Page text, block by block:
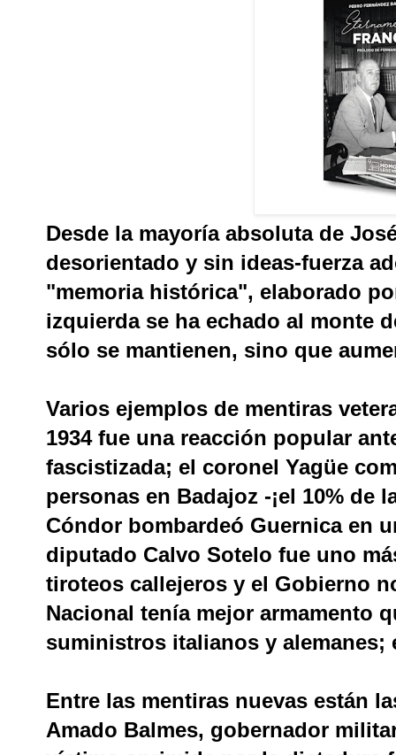
Desde la mayoría absoluta de
desorientado y sin ideas-fuerza
"memoria histórica", elaborado
izquierda se ha echado al monte
sólo se mantienen, sino que
Varios ejemplos de mentiras
1934 fue una reacción popular
fascistizada; el coronel Yagüe
personas en Badajoz -¡el 10%
Cóndor bombardeó Guernica en
diputado Calvo Sotelo fue uno
tiroteos callejeros y el Gobierno
Nacional tenía mejor armamento
suministros italianos y alemanes;
Entre las mentiras nuevas están
Amado Balmes, gobernador